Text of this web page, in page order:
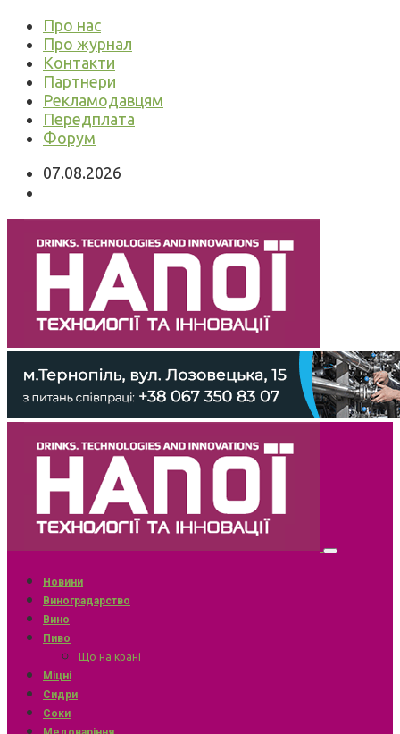
Про нас
Про журнал
Контакти
Партнери
Рекламодавцям
Передплата
Форум
07.08.2026
Новини
Виноградарство
Вино
Пиво
Що на крані
Міцні
Сидри
Соки